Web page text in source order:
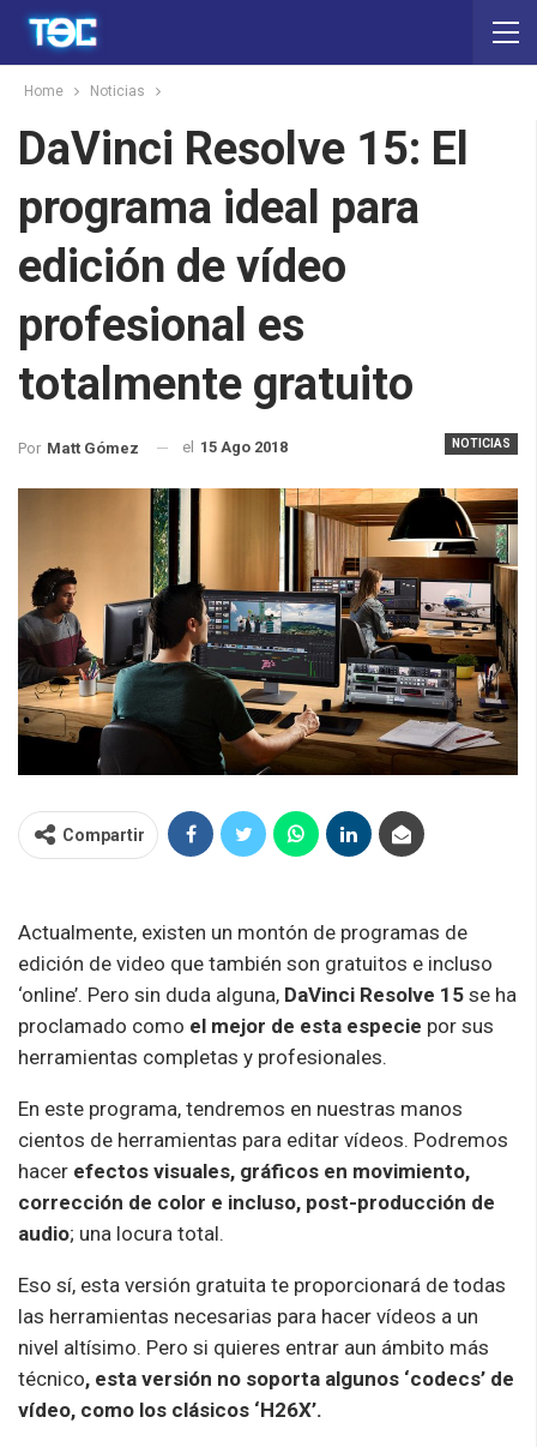
Home Noticias
DaVinci Resolve 15: El
programa ideal para
edición de vídeo
profesional es
totalmente gratuito
NOTICIAS
Por Matt Gómez el 15 Ago 2018
Compartir
Actualmente, existen un montón de programas de
edición de video que también son gratuitos e incluso
‘online’. Pero sin duda alguna, DaVinci Resolve 15 se ha
proclamado como el mejor de esta especie por sus
herramientas completas y profesionales.
En este programa, tendremos en nuestras manos
cientos de herramientas para editar vídeos. Podremos
hacer efectos visuales, gráficos en movimiento,
corrección de color e incluso, post-producción de
audio; una locura total.
Eso sí, esta versión gratuita te proporcionará de todas
las herramientas necesarias para hacer vídeos a un
nivel altísimo. Pero si quieres entrar aun ámbito más
técnico, esta versión no soporta algunos ‘codecs’ de
vídeo, como los clásicos ‘H26X’.